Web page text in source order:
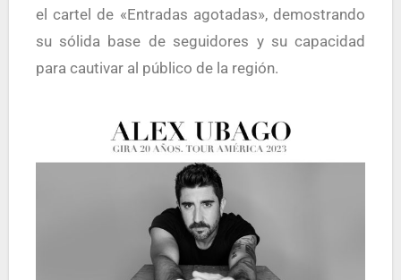
el cartel de «Entradas agotadas», demostrando
su sólida base de seguidores y su capacidad
para cautivar al público de la región.